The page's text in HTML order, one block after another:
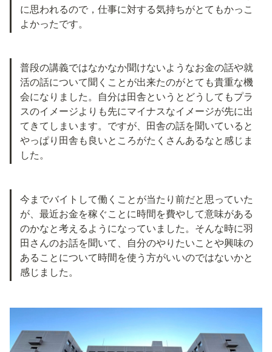
に思われるので，仕事に対する気持ちがとてもかっこ
よかったです。
普段の講義ではなかなか聞けないようなお金の話や就
活の話について聞くことが出来たのがとても貴重な機
会になりました。自分は田舎というとどうしてもプラ
スのイメージよりも先にマイナスなイメージが先に出
てきてしまいます。ですが、田舎の話を聞いていると
やっぱり田舎も良いところがたくさんあるなと感じま
した。
今までバイトして働くことが当たり前だと思っていた
が、最近お金を稼ぐことに時間を費やして意味がある
のかなと考えるようになっていました。そんな時に羽
田さんのお話を聞いて、自分のやりたいことや興味の
あることについて時間を使う方がいいのではないかと
感じました。